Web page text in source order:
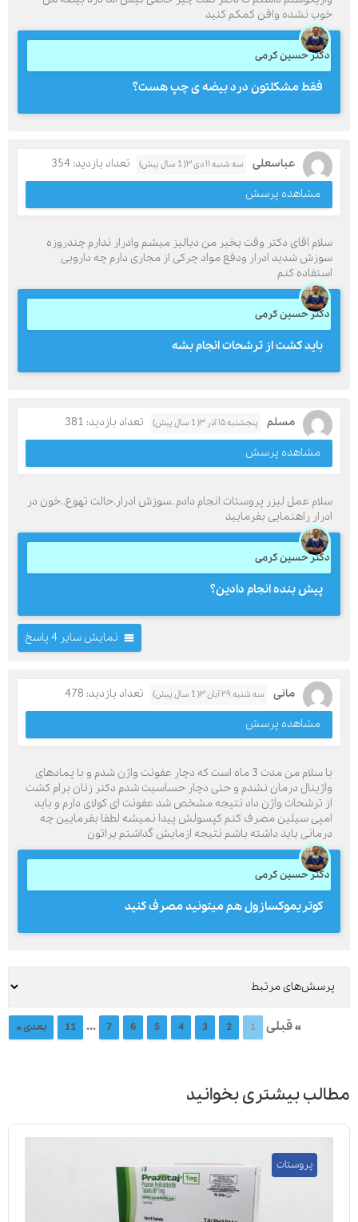
خوب نشده واقن کمکم کنید
دکتر حسین کرمی
فقط مشکلتون درد بیضه ی چپ هست؟
عباسعلی سه شنبه ۱۱ دی ۳( 1 سال پیش)
تعداد بازدید: 354
مشاهده پرسش
سلام اقای دکتر وقت بخیر من دیالیز میشم وادرار ندارم چندروزه
سوزش شدید ادرار ودفع مواد چرکی از مجاری دارم چه دارویی
استفاده کنم
دکتر حسین کرمی
باید کشت از ترشحات انجام بشه
مسلم پنجشنبه ۱۵ آذر ۳( 1 سال پیش)
تعداد بازدید: 381
مشاهده پرسش
سلام عمل لیزر پروستات انجام دادم .سوزش ادرار.حالت تهوع..خون در
ادرار راهنمایی بفرمایید
دکتر حسین کرمی
پیش بنده انجام دادین؟
نمایش سایر 4 پاسخ
مانی سه شنبه ۲۹ آبان ۳( 1 سال پیش)
تعداد بازدید: 478
مشاهده پرسش
با سلام من مدت 3 ماه است که دچار عفونت واژن شدم و با پمادهای
واژینال درمان نشدم و حتی دچار حساسیت شدم دکتر زنان برام کشت
از ترشحات واژن داد نتیجه مشخص شد عفونت ای کولای دارم و باید
امپی سیلین مصرف کنم کپسولش پیدا نمیشه لطفا بفرمایین چه
درمانی باید داشته باشم نتیجه ازمایش گداشتم براتون
دکتر حسین کرمی
کوتریموکسازول هم میتونید مصرف کنید
« قبلی 1
2
3
4
5
6
7
...
11 بعدی »
مطالب بیشتری بخوانید
پروستات